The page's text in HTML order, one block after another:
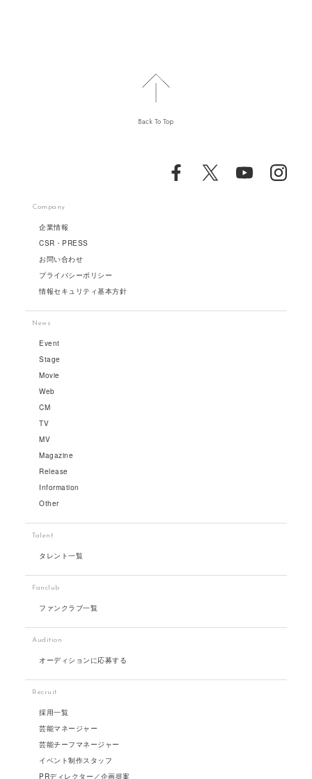
Back To Top
Company
企業情報
CSR・PRESS
お問い合わせ
プライバシーポリシー
情報セキュリティ基本方針
News
Event
Stage
Movie
Web
CM
TV
MV
Magazine
Release
Information
Other
Talent
タレント一覧
Fanclub
ファンクラブ一覧
Audition
オーディションに応募する
Recruit
採用一覧
芸能マネージャー
芸能チーフマネージャー
イベント制作スタッフ
PRディレクター／企画提案